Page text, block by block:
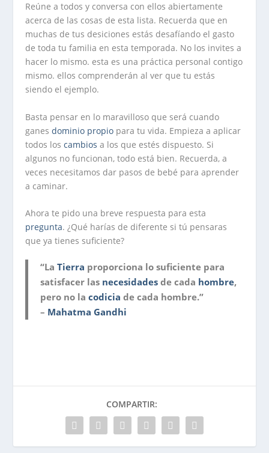
Reúne a todos y conversa con ellos abiertamente
acerca de las cosas de esta lista. Recuerda que en
muchas de tus desiciones estás desafíando el gasto
de toda tu familia en esta temporada. No los invites a
hacer lo mismo. esta es una práctica personal contigo
mismo. ellos comprenderán al ver que tu estás
siendo el ejemplo.
Basta pensar en lo maravilloso que será cuando
ganesdominio propio para tu vida. Empieza a aplicar
todos loscambios a los que estés dispuesto. Si
algunos no funcionan, todo está bien. Recuerda, a
veces necesitamos dar pasos de bebé para aprender
a caminar.
Ahora te pido una breve respuesta para esta
pregunta. ¿Qué harías de diferente si tú pensaras
que ya tienes suficiente?
“LaTierra proporciona lo suficiente para
satisfacer las necesidades de cada hombre,
pero no lacodicia de cada hombre.”
– Mahatma Gandhi
COMPARTIR: